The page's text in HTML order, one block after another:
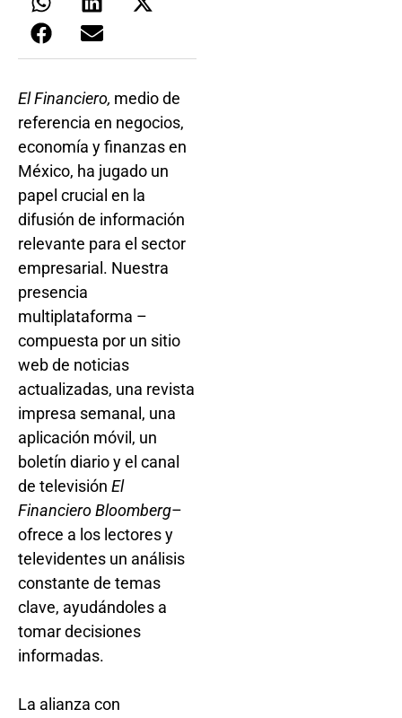
El Financiero, medio de
referencia en negocios,
economía y finanzas en
México, ha jugado un
papel crucial en la
difusión de información
relevante para el sector
empresarial. Nuestra
presencia
multiplataforma –
compuesta por un sitio
web de noticias
actualizadas, una revista
impresa semanal, una
aplicación móvil, un
boletín diario y el canal
de televisión El
Financiero Bloomberg–
ofrece a los lectores y
televidentes un análisis
constante de temas
clave, ayudándoles a
tomar decisiones
informadas.
La alianza con